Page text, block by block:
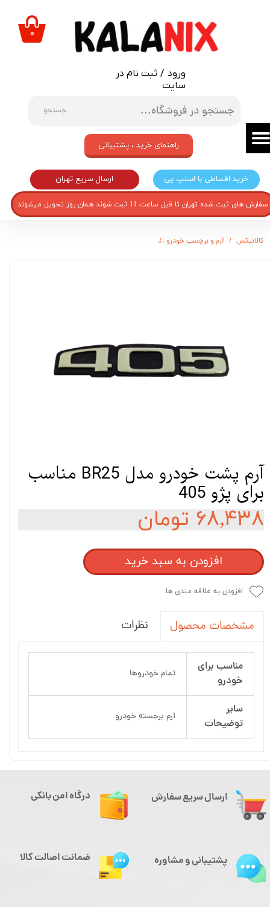
جستجو
ورود / ثبت نام در
سایت
حساب کاربری من
تغییر گذر واژه
خروج از حساب کاربری
۰
خرید اقساطی با اسنپ پی ارسال سریع تهران
راهنمای خرید ، پشتیبانی
سفارش های ثبت شده تهران تا قبل ساعت 11 ثبت شوند همان روز تحویل میشوند
کالانیکس آرم و برچسب خودرو
آرم پشت خودرو مدل BR25 مناسب
برای پژو 405
۶۸,۴۳۸ تومان
افزودن به سبد خرید
افزودن به علاقه مندی ها
مشخصات محصول نظرات
مناسب برای
خودرو
تمام خودروها
سایر
توضیحات
آرم برجسته خودرو
ارسال سریع سفارش درگاه امن بانکی
پشتیبانی و مشاوره ضمانت اصالت کالا